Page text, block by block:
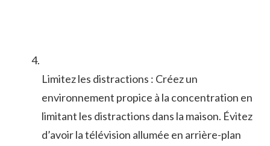
Limitez les distractions : Créez un‍
environnement propice à la concentration en
limitant les ‌distractions dans la maison. Évitez
d’avoir la‍ télévision allumée en arrière-plan